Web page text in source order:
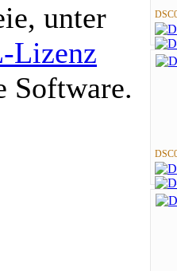
unter
Lizenz
Software.